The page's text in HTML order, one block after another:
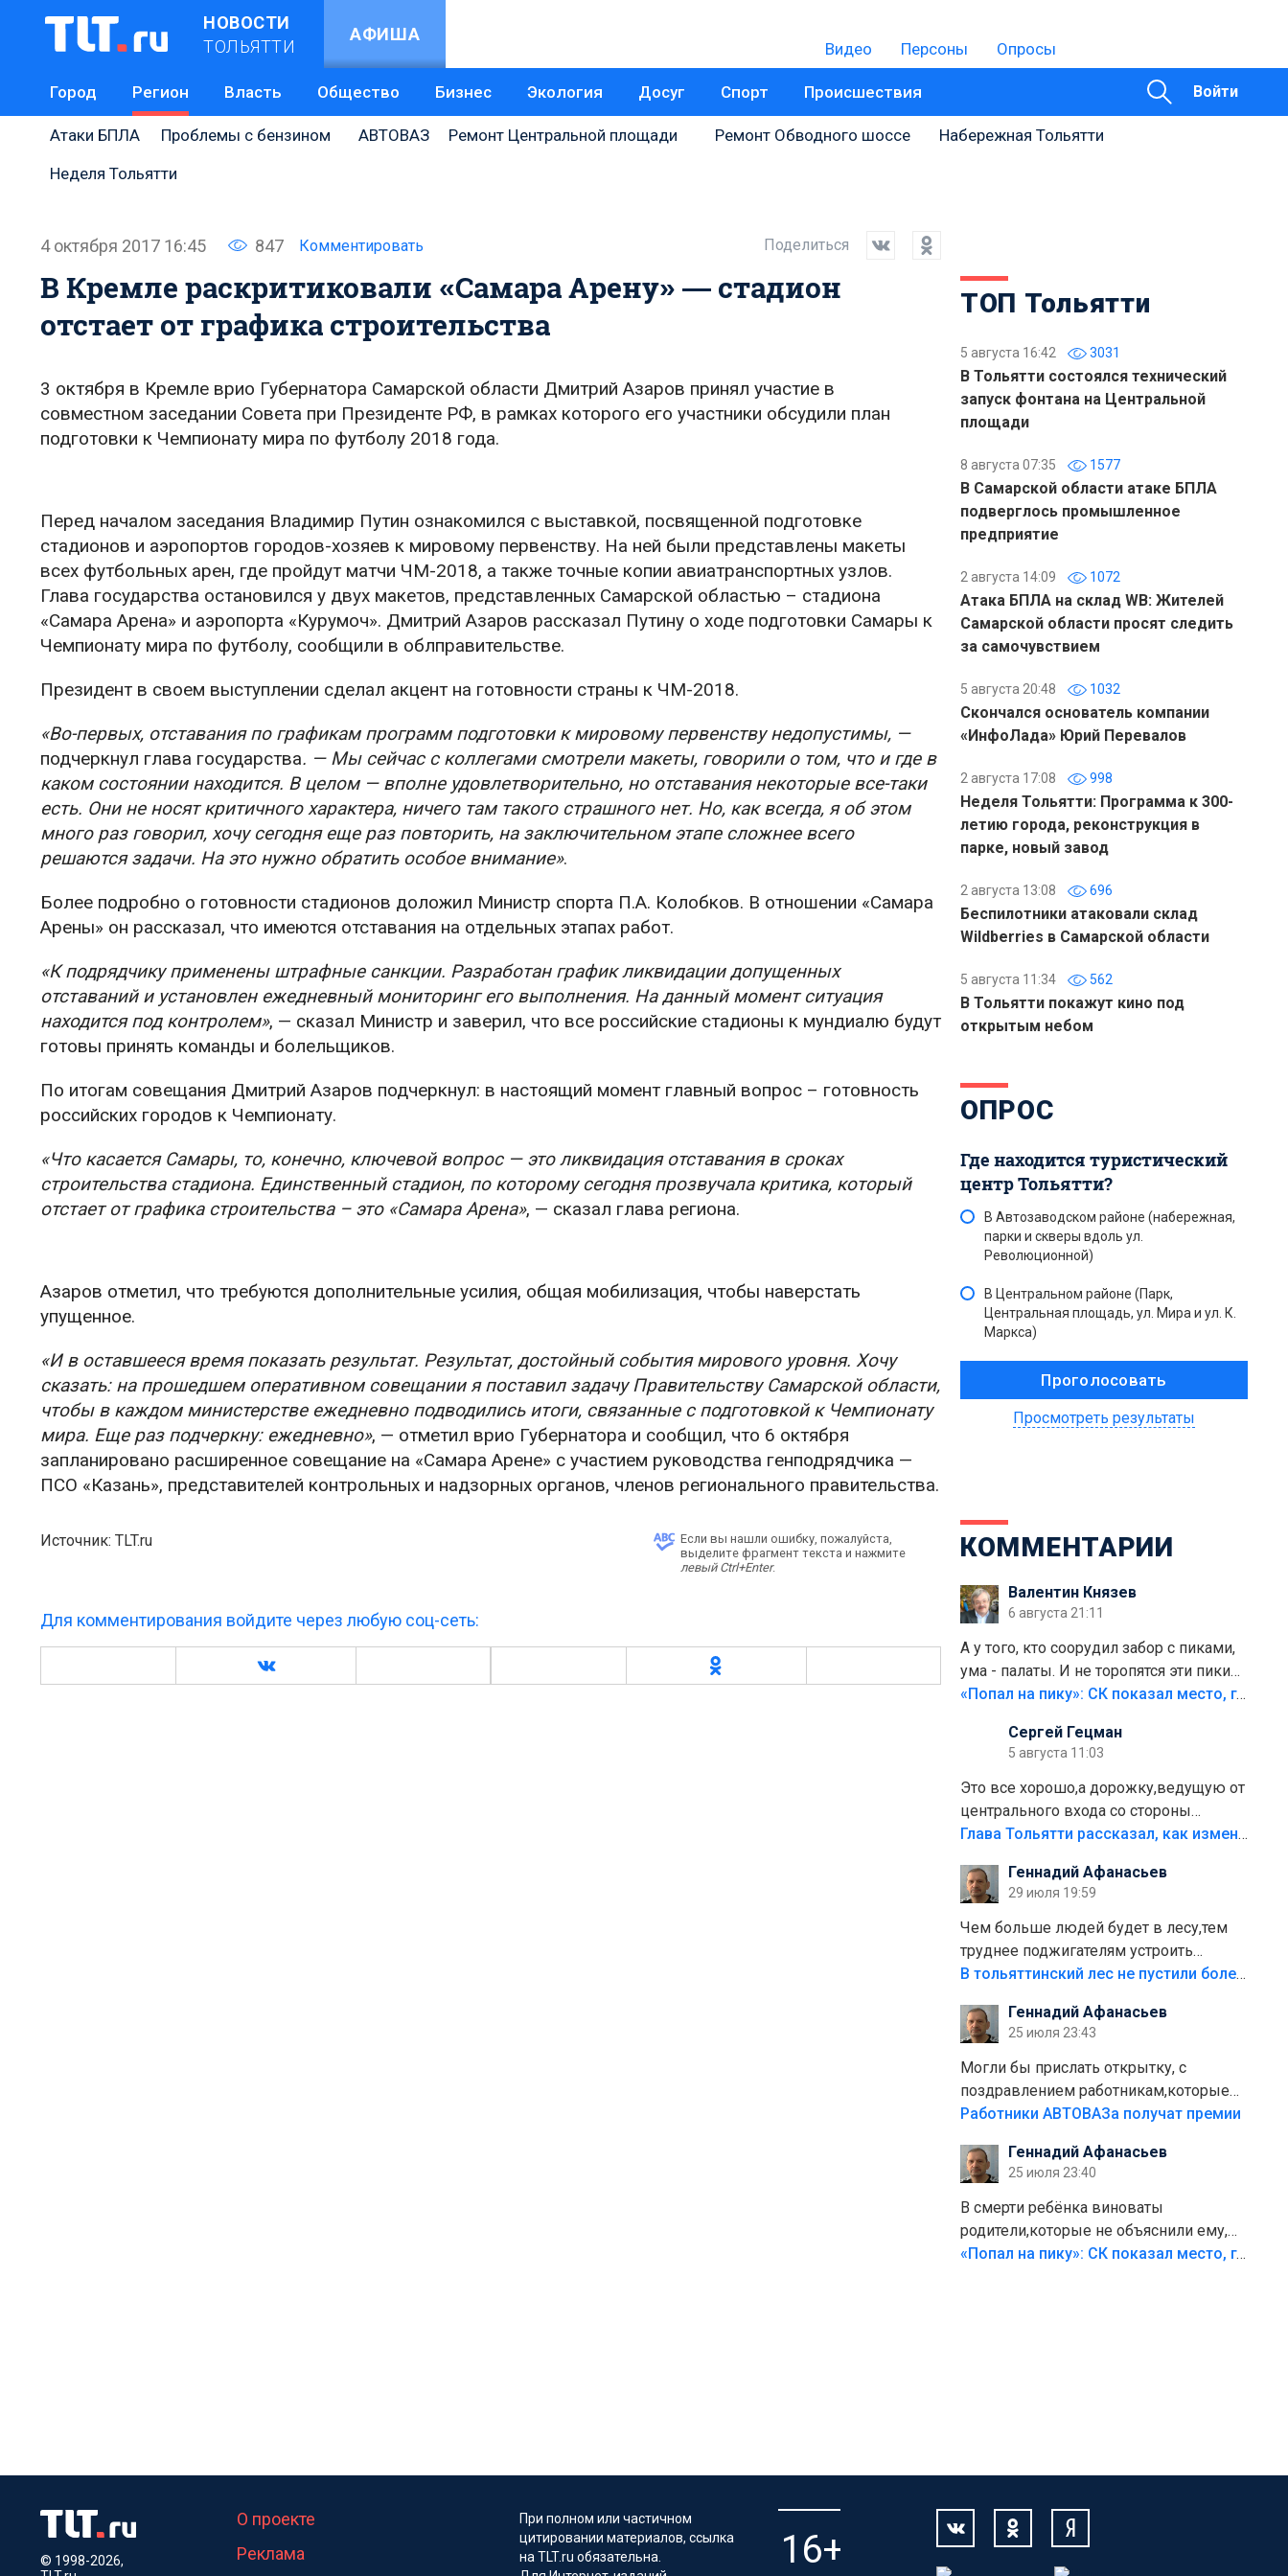
НОВОСТИ
ТОЛЬЯТТИ
АФИША
Видео Персоны Опросы
Город Регион Власть Общество Бизнес Экология Досуг Спорт Происшествия Войти
Атаки БПЛА Проблемы с бензином АВТОВАЗ Ремонт Центральной площади Ремонт Обводного шоссе
Набережная Тольятти
Неделя Тольятти
4 октября 2017 16:45 847 Комментировать Поделиться
В Кремле раскритиковали «Самара Арену» — стадион
отстает от графика строительства
3 октября в Кремле врио Губернатора Самарской области Дмитрий Азаров принял участие в
совместном заседании Совета при Президенте РФ, в рамках которого его участники обсудили план
подготовки к Чемпионату мира по футболу 2018 года.
Перед началом заседания Владимир Путин ознакомился с выставкой, посвященной подготовке
стадионов и аэропортов городов-хозяев к мировому первенству. На ней были представлены макеты
всех футбольных арен, где пройдут матчи ЧМ-2018, а также точные копии авиатранспортных узлов.
Глава государства остановился у двух макетов, представленных Самарской областью – стадиона
«Самара Арена» и аэропорта «Курумоч». Дмитрий Азаров рассказал Путину о ходе подготовки Самары к
Чемпионату мира по футболу, сообщили в облправительстве.
Президент в своем выступлении сделал акцент на готовности страны к ЧМ-2018.
«Во-первых, отставания по графикам программ подготовки к мировому первенству недопустимы, —
подчеркнул глава государства. — Мы сейчас с коллегами смотрели макеты, говорили о том, что и где в
каком состоянии находится. В целом — вполне удовлетворительно, но отставания некоторые все-таки
есть. Они не носят критичного характера, ничего там такого страшного нет. Но, как всегда, я об этом
много раз говорил, хочу сегодня еще раз повторить, на заключительном этапе сложнее всего
решаются задачи. На это нужно обратить особое внимание».
Более подробно о готовности стадионов доложил Министр спорта П.А. Колобков. В отношении «Самара
Арены» он рассказал, что имеются отставания на отдельных этапах работ.
«К подрядчику применены штрафные санкции. Разработан график ликвидации допущенных
отставаний и установлен ежедневный мониторинг его выполнения. На данный момент ситуация
находится под контролем», — сказал Министр и заверил, что все российские стадионы к мундиалю будут
готовы принять команды и болельщиков.
По итогам совещания Дмитрий Азаров подчеркнул: в настоящий момент главный вопрос – готовность
российских городов к Чемпионату.
«Что касается Самары, то, конечно, ключевой вопрос — это ликвидация отставания в сроках
строительства стадиона. Единственный стадион, по которому сегодня прозвучала критика, который
отстает от графика строительства – это «Самара Арена», — сказал глава региона.
Азаров отметил, что требуются дополнительные усилия, общая мобилизация, чтобы наверстать
упущенное.
«И в оставшееся время показать результат. Результат, достойный события мирового уровня. Хочу
сказать: на прошедшем оперативном совещании я поставил задачу Правительству Самарской области,
чтобы в каждом министерстве ежедневно подводились итоги, связанные с подготовкой к Чемпионату
мира. Еще раз подчеркну: ежедневно», — отметил врио Губернатора и сообщил, что 6 октября
запланировано расширенное совещание на «Самара Арене» с участием руководства генподрядчика —
ПСО «Казань», представителей контрольных и надзорных органов, членов регионального правительства.
Источник: TLT.ru
Если вы нашли ошибку, пожалуйста,
выделите фрагмент текста и нажмите
левый Ctrl+Enter.
Для комментирования войдите через любую соц-сеть:
ТОП Тольятти
5 августа 16:42 3031
В Тольятти состоялся технический
запуск фонтана на Центральной
площади
8 августа 07:35 1577
В Самарской области атаке БПЛА
подверглось промышленное
предприятие
2 августа 14:09 1072
Атака БПЛА на склад WB: Жителей
Самарской области просят следить
за самочувствием
5 августа 20:48 1032
Скончался основатель компании
«ИнфоЛада» Юрий Перевалов
2 августа 17:08 998
Неделя Тольятти: Программа к 300-
летию города, реконструкция в
парке, новый завод
2 августа 13:08 696
Беспилотники атаковали склад
Wildberries в Самарской области
5 августа 11:34 562
В Тольятти покажут кино под
открытым небом
ОПРОС
Где находится туристический
центр Тольятти?
В Автозаводском районе (набережная,
парки и скверы вдоль ул.
Революционной)
В Центральном районе (Парк,
Центральная площадь, ул. Мира и ул. К.
Маркса)
Просмотреть результаты
КОММЕНТАРИИ
Валентин Князев
6 августа 21:11
А у того, кто соорудил забор с пиками,
ума - палаты. И не торопятся эти пики
срезать
«Попал на пику»: СК показал место, где был смертельно травмирован ребенок в Тольятти
Сергей Гецман
5 августа 11:03
Это все хорошо,а дорожку,ведущую от
центрального входа со стороны
кафе"Мираж" к аттракционам слабо
плитки не хватило,т.к.осенью и зимой
лежала в парке и испортилась.Да
еще,видимо,часть украли.
Глава Тольятти рассказал, как изменится парк Центрального района
Геннадий Афанасьев
29 июля 19:59
Чем больше людей будет в лесу,тем
труднее поджигателям устроить
пожар.Тех кто разводит костры,тех
полно стоит,почему водители всё
равно едут в лес? Штрафы мизерные.
В тольяттинский лес не пустили более тысячи автомобилей
Геннадий Афанасьев
25 июля 23:43
Могли бы прислать открытку, с
поздравлением работникам,которые
больше сорока лет отработали на
Работники АВТОВАЗа получат премии
Геннадий Афанасьев
25 июля 23:40
В смерти ребёнка виноваты
родители,которые не объяснили ему,
что такое хорошо и что такое плохо!
«Попал на пику»: СК показал место, где был смертельно травмирован ребенок в Тольятти
© 1998-2026,
О проекте
Реклама
При полном или частичном
цитировании материалов, ссылка
на TLT.ru обязательна.